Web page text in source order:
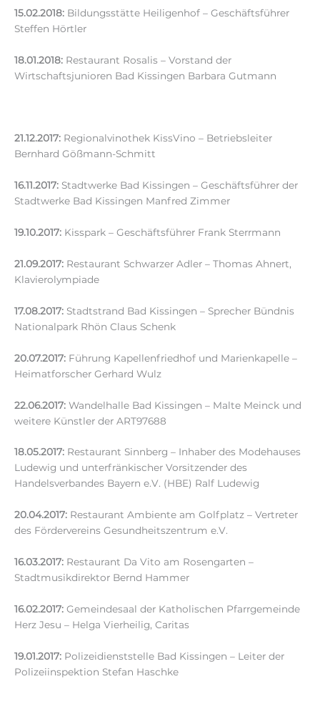
15.02.2018: Bildungsstätte Heiligenhof – Geschäftsführer
Steffen Hörtler
18.01.2018: Restaurant Rosalis – Vorstand der
Wirtschaftsjunioren Bad Kissingen Barbara Gutmann
21.12.2017: Regionalvinothek KissVino – Betriebsleiter
Bernhard Gößmann-Schmitt
16.11.2017: Stadtwerke Bad Kissingen – Geschäftsführer der
Stadtwerke Bad Kissingen Manfred Zimmer
19.10.2017: Kisspark – Geschäftsführer Frank Sterrmann
21.09.2017: Restaurant Schwarzer Adler – Thomas Ahnert,
Klavierolympiade
17.08.2017: Stadtstrand Bad Kissingen – Sprecher Bündnis
Nationalpark Rhön Claus Schenk
20.07.2017: Führung Kapellenfriedhof und Marienkapelle –
Heimatforscher Gerhard Wulz
22.06.2017: Wandelhalle Bad Kissingen – Malte Meinck und
weitere Künstler der ART97688
18.05.2017: Restaurant Sinnberg – Inhaber des Modehauses
Ludewig und unterfränkischer Vorsitzender des
Handelsverbandes Bayern e.V. (HBE) Ralf Ludewig
20.04.2017: Restaurant Ambiente am Golfplatz – Vertreter
des Fördervereins Gesundheitszentrum e.V.
16.03.2017: Restaurant Da Vito am Rosengarten –
Stadtmusikdirektor Bernd Hammer
16.02.2017: Gemeindesaal der Katholischen Pfarrgemeinde
Herz Jesu – Helga Vierheilig, Caritas
19.01.2017: Polizeidienststelle Bad Kissingen – Leiter der
Polizeiinspektion Stefan Haschke